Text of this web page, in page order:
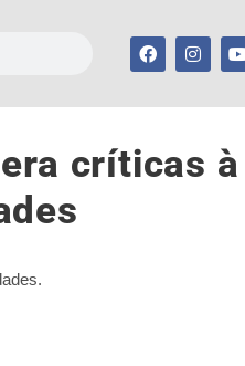
críticas à